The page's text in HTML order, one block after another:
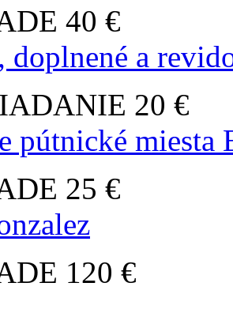
40 €
doplnené a
20 €
pútnické miesta
25 €
120 €